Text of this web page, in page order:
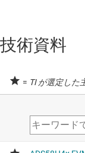
技術資料
= TI が選定した